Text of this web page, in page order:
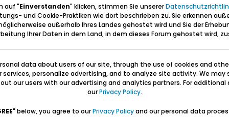
zurecht?
eines Forums klickst, wird dir eine Liste der darin enthaltenen
im Forum oder zwischen Gästen. Jedes Thema beginnt mit einem
zu starten, klicke auf die Schaltfläche+ Neues Thema(du benötigst
verschiedene Art und Weise sortiert werden. Standardmäßig wird
kann auch das Thema mit den meisten Antworten zu Beginn
auf "Filter". Damit werden verschiedene Optionen angezeigt.
Themen
gibt, als pro Seite angezeigt werden können, wird ein Feld namens
auf "Einverstanden" klicken, stimmen Sie unserer
und Cookie-Praktiken wie dort beschrieben zu. Sie erkennen
außerhalb Ihres Landes gehostet wird und Sie der
Ihrer Daten in dem Land, in dem dieses Forum gehostet wird,
data about users of our site, through the use of cookies and
services, personalize advertising, and to analyze site activity. We may
our users with our advertising and analytics partners. For additional
ourPrivacy Policy.
" below, you agree to ourPrivacy Policyand our personal data